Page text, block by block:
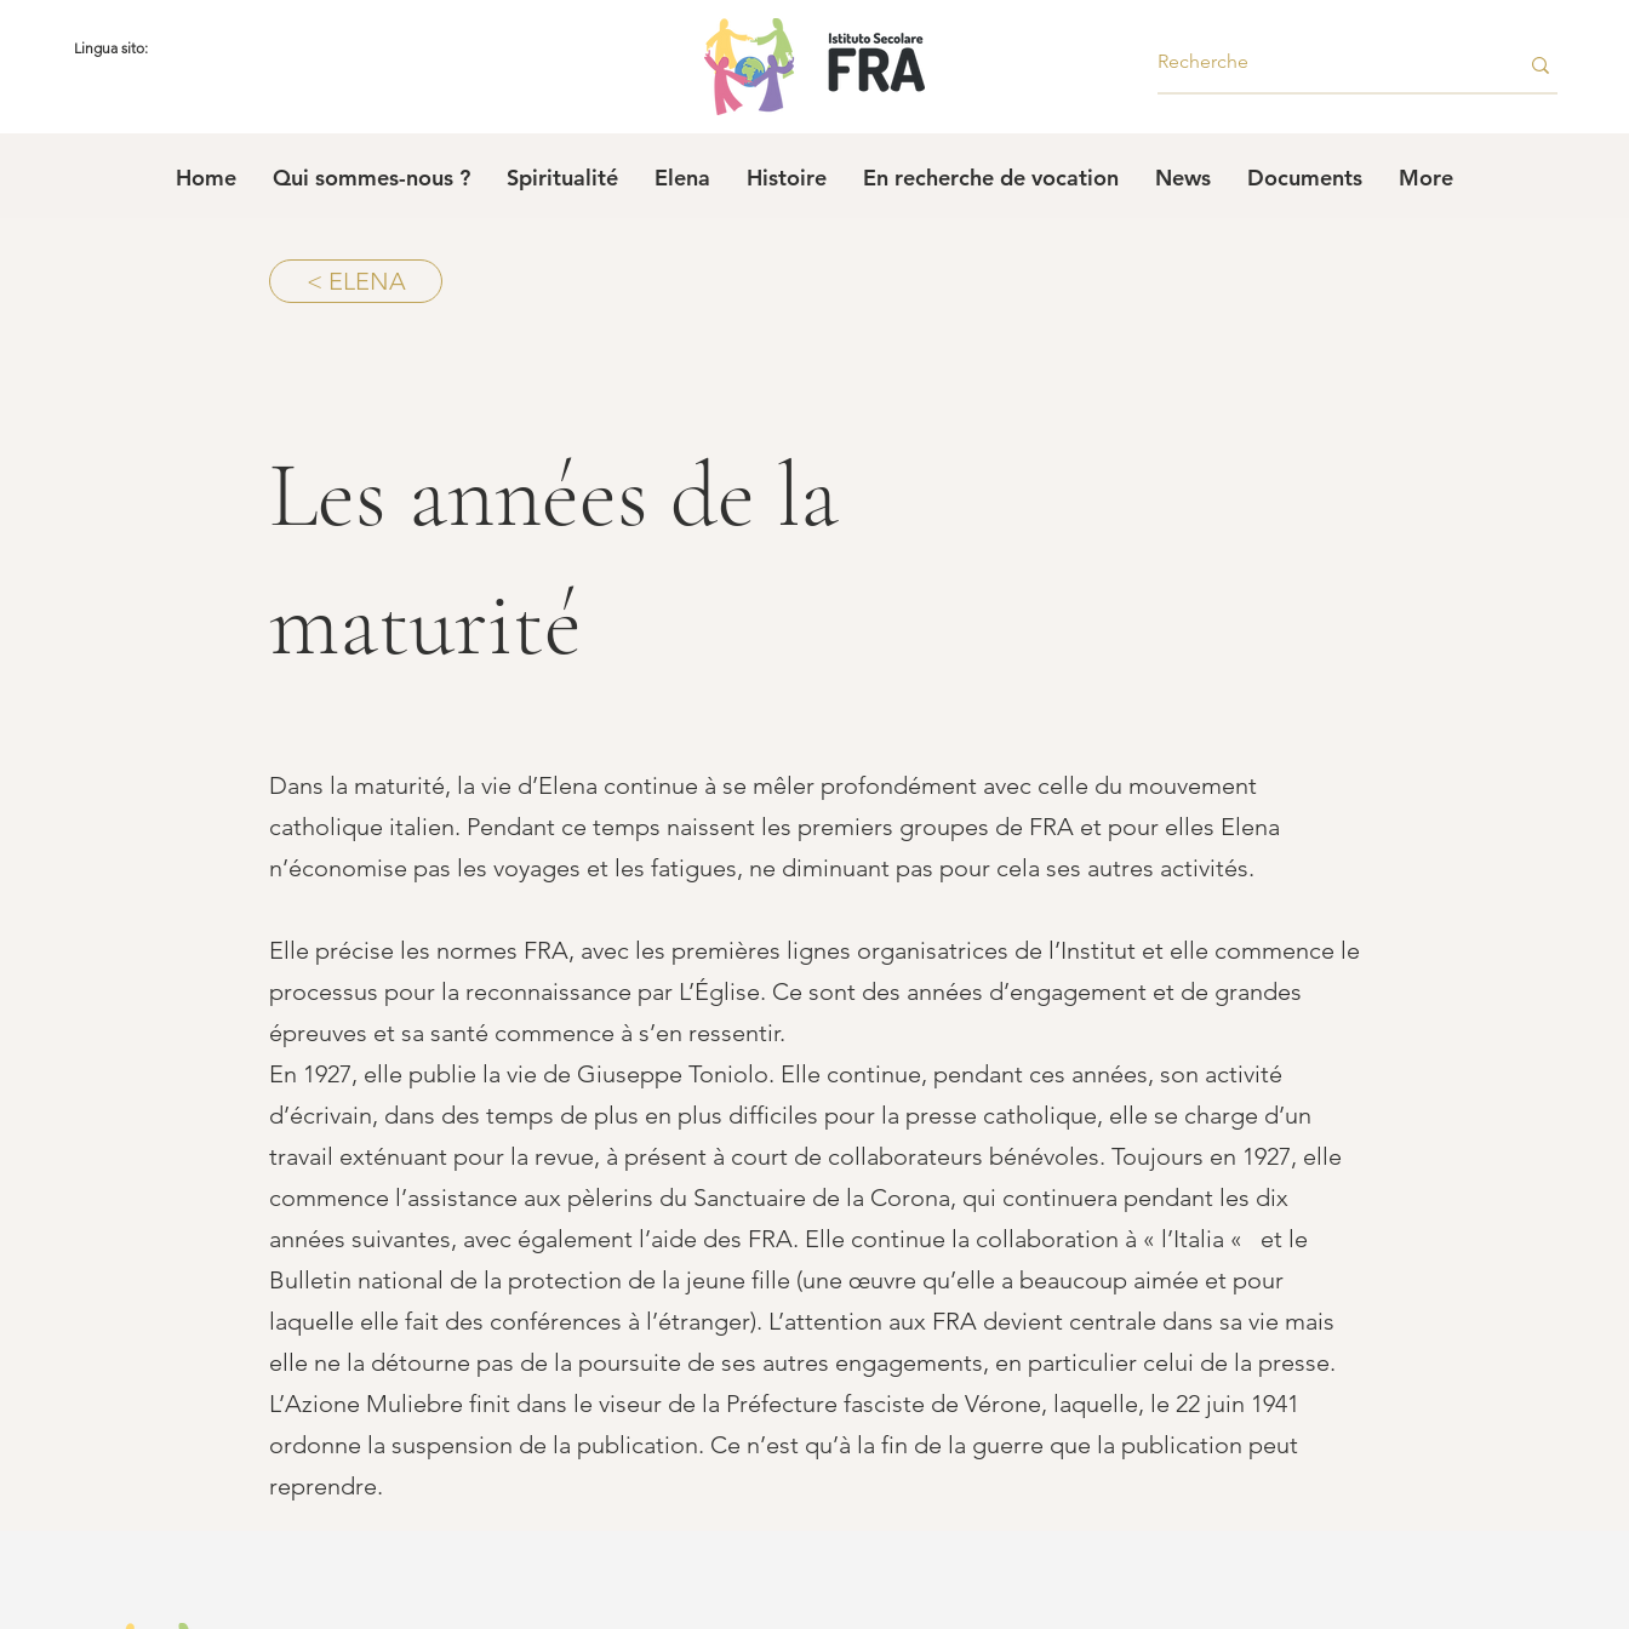
Lingua sito:
Home Qui sommes-nous ? Spiritualité Elena Histoire En recherche de vocation News Documents More
< ELENA
Les années de la
maturité
Dans la maturité, la vie d’Elena continue à se mêler profondément avec celle du mouvement
catholique italien. Pendant ce temps naissent les premiers groupes de FRA et pour elles Elena
n’économise pas les voyages et les fatigues, ne diminuant pas pour cela ses autres activités.
Elle précise les normes FRA, avec les premières lignes organisatrices de l’Institut et elle commence le
processus pour la reconnaissance par L’Église. Ce sont des années d’engagement et de grandes
épreuves et sa santé commence à s’en ressentir.
En 1927, elle publie la vie de Giuseppe Toniolo. Elle continue, pendant ces années, son activité
d’écrivain, dans des temps de plus en plus difficiles pour la presse catholique, elle se charge d’un
travail exténuant pour la revue, à présent à court de collaborateurs bénévoles. Toujours en 1927, elle
commence l’assistance aux pèlerins du Sanctuaire de la Corona, qui continuera pendant les dix
années suivantes, avec également l’aide des FRA. Elle continue la collaboration à « l’Italia « et le
Bulletin national de la protection de la jeune fille (une œuvre qu’elle a beaucoup aimée et pour
laquelle elle fait des conférences à l’étranger). L’attention aux FRA devient centrale dans sa vie mais
elle ne la détourne pas de la poursuite de ses autres engagements, en particulier celui de la presse.
L’Azione Muliebre finit dans le viseur de la Préfecture fasciste de Vérone, laquelle, le 22 juin 1941
ordonne la suspension de la publication. Ce n’est qu’à la fin de la guerre que la publication peut
reprendre.